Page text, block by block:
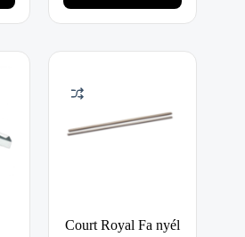
Court Royal Fa nyél